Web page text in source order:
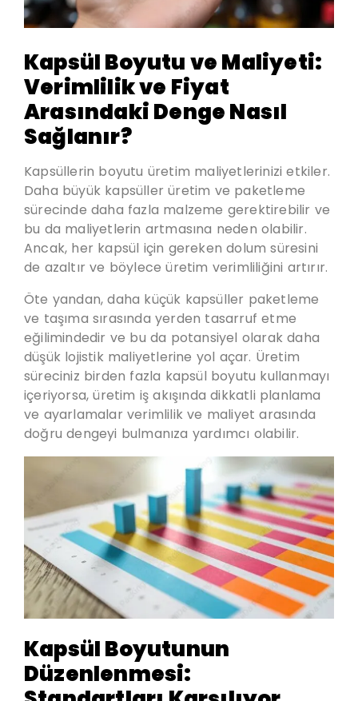
Kapsül Boyutu ve Maliyeti:
Verimlilik ve Fiyat
Arasındaki Denge Nasıl
Sağlanır?
Kapsüllerin boyutu üretim maliyetlerinizi etkiler.
Daha büyük kapsüller üretim ve paketleme
sürecinde daha fazla malzeme gerektirebilir ve
bu da maliyetlerin artmasına neden olabilir.
Ancak, her kapsül için gereken dolum süresini
de azaltır ve böylece üretim verimliliğini artırır.
Öte yandan, daha küçük kapsüller paketleme
ve taşıma sırasında yerden tasarruf etme
eğilimindedir ve bu da potansiyel olarak daha
düşük lojistik maliyetlerine yol açar. Üretim
süreciniz birden fazla kapsül boyutu kullanmayı
içeriyorsa, üretim iş akışında dikkatli planlama
ve ayarlamalar verimlilik ve maliyet arasında
doğru dengeyi bulmanıza yardımcı olabilir.
Kapsül Boyutunun
Düzenlenmesi: